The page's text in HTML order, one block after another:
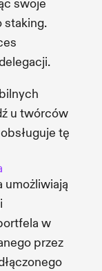
swoje
staking.
u twórców
tę
umożliwiają
w
przez